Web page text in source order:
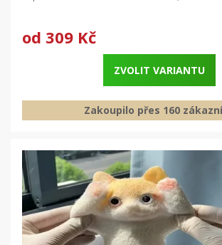
od 309 Kč
ZVOLIT VARIANTU
Zakoupilo přes 160